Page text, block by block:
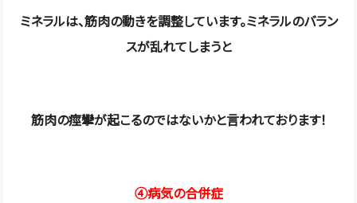
ミネラルは、筋肉の動きを調整しています。ミネラルのバラン
スが乱れてしまうと
筋肉の痙攣が起こるのではないかと言われております！
④病気の合併症